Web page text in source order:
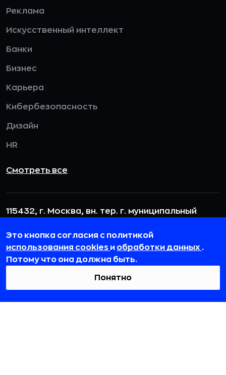
Реклама
Искусственный интеллект
Банки
Бизнес
Карьера
Кибербезопасность
Дизайн
HR
Смотреть все
115432, г. Москва, вн. тер. г. муниципальный
Это кнопка согласия с политикой
использования cookies и обработки данных .
Потому что она должна быть.
Понятно